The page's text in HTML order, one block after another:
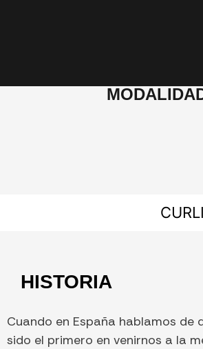
HISTORIA
Cuando en España hablamos de
sido el primero en venirnos a la